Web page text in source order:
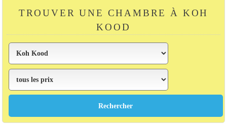
TROUVER UNE CHAMBRE À KOH
KOOD